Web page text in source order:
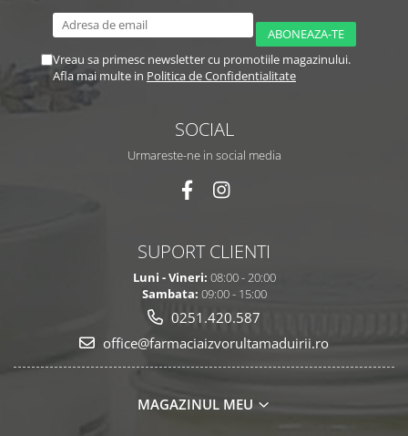
Vreau sa primesc newsletter cu promotiile magazinului.
Afla mai multe in Politica de Confidentialitate
SOCIAL
Urmareste-ne in social media
SUPORT CLIENTI
Luni - Vineri: 08:00 - 20:00
Sambata: 09:00 - 15:00
0251.420.587
office@farmaciaizvorultamaduirii.ro
MAGAZINUL MEU